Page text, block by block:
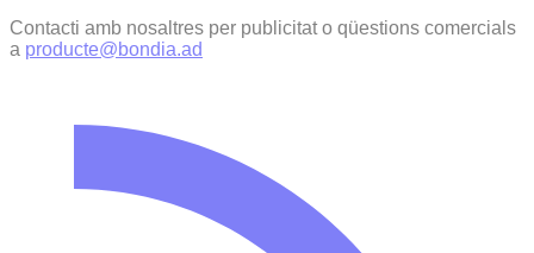
Contacti amb nosaltres per publicitat o qüestions comercials
a producte@bondia.ad